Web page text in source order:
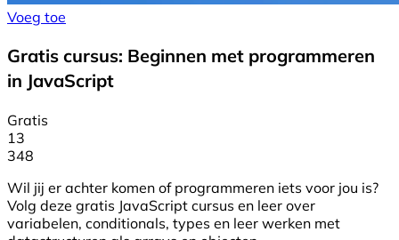
Voeg toe
Gratis cursus: Beginnen met programmeren
in JavaScript
Gratis
13
348
Wil jij er achter komen of programmeren iets voor jou is?
Volg deze gratis JavaScript cursus en leer over
variabelen, conditionals, types en leer werken met